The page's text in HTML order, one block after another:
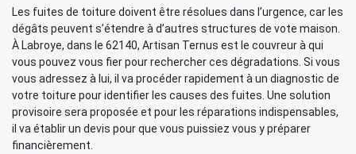
Les fuites de toiture doivent être résolues dans l’urgence, car les
dégâts peuvent s’étendre à d’autres structures de vote maison.
À Labroye, dans le 62140, Artisan Ternus est le couvreur à qui
vous pouvez vous fier pour rechercher ces dégradations. Si vous
vous adressez à lui, il va procéder rapidement à un diagnostic de
votre toiture pour identifier les causes des fuites. Une solution
provisoire sera proposée et pour les réparations indispensables,
il va établir un devis pour que vous puissiez vous y préparer
financièrement.